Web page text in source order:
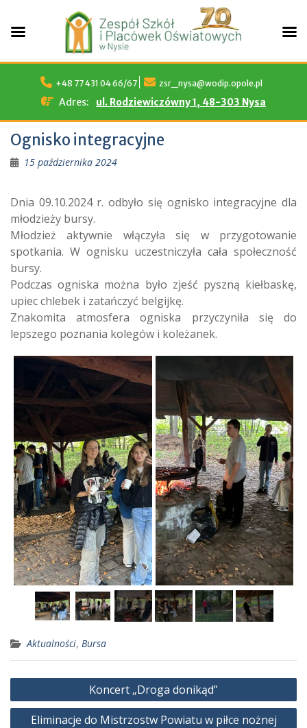
Skip
+48 77 431 04 66/67 zsr_nysa@wodip.opole.pl
Adres: ul. Rodziewiczówny 1, 48-303 Nysa
Ognisko integracyjne
15 października 2024
Dnia 09.10.2024 r. odbyło się ognisko integracyjne dla
młodzieży bursy.
Młodzież aktywnie włączyła się w przygotowanie
spotkania. W ognisku uczestniczyła cała społeczność
bursy.
Podczas ogniska można było zjeść pyszną kiełbaskę,
upiec chlebek i zatańczyć belgijkę.
Znakomita atmosfera ogniska przyczyniła się do
lepszego poznania kolegów i koleżanek.
Aktualności, Bursa
Nawigacja
wpisu
Koncert „Droga donikąd”
Eliminacje do Mistrzostw Powiatu w piłce nożnej